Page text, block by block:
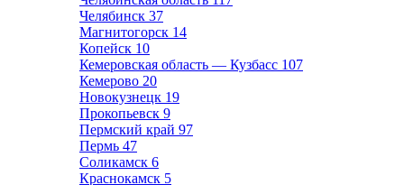
Челябинск 37
Магнитогорск 14
Копейск 10
Кемеровская область — Кузбасс 107
Кемерово 20
Новокузнецк 19
Прокопьевск 9
Пермский край 97
Пермь 47
Соликамск 6
Краснокамск 5